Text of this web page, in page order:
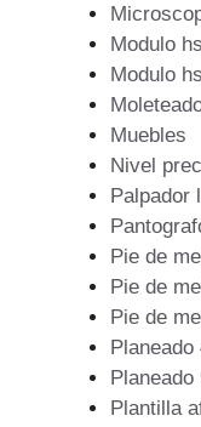
Modulo
Modulo
Muebles
Nivel
Palpador
Pie de
Pie de
Pie de
Planeado
Planeado
Plantilla